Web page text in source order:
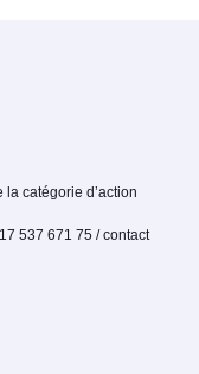
catégorie d’action
537 671 75 / contact